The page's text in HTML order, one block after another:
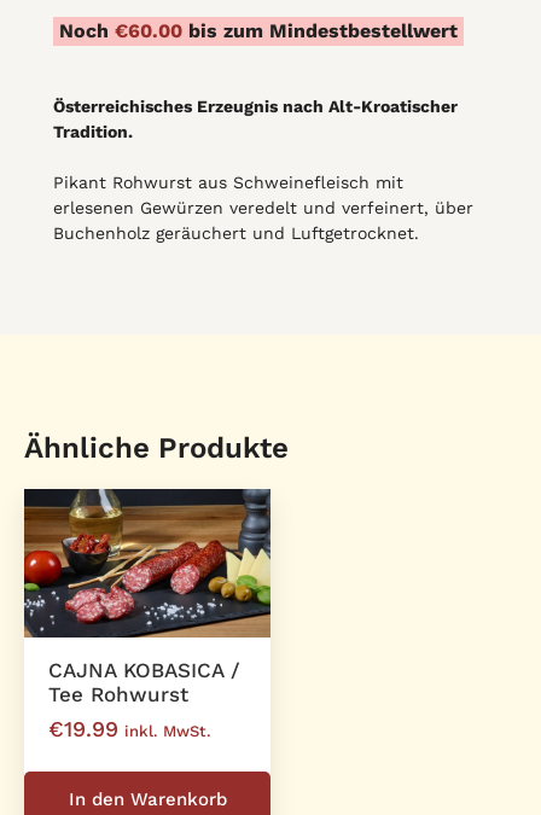
(blago
ljuta)
leicht
scharfe
quantity
Noch €60.00 bis zum Mindestbestellwert
Österreichisches Erzeugnis nach Alt-Kroatischer
Tradition.
Pikant Rohwurst aus Schweinefleisch mit
erlesenen Gewürzen veredelt und verfeinert, über
Buchenholz geräuchert und Luftgetrocknet.
Ähnliche Produkte
CAJNA KOBASICA /
Tee Rohwurst
€19.99 inkl. MwSt.
In den Warenkorb